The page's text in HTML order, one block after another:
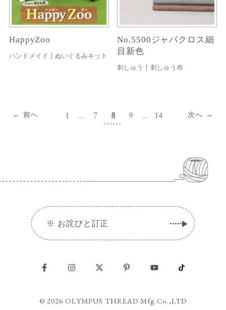
HappyZoo
ハンドメイド ぬいぐるみキット
No.5500ジャバクロス細
目新色
刺しゅう 刺しゅう布
前へ 1 7 8 9 14 次へ
※ お詫びと訂正
© 2026 OLYMPUS THREAD Mfg.Co.,LTD